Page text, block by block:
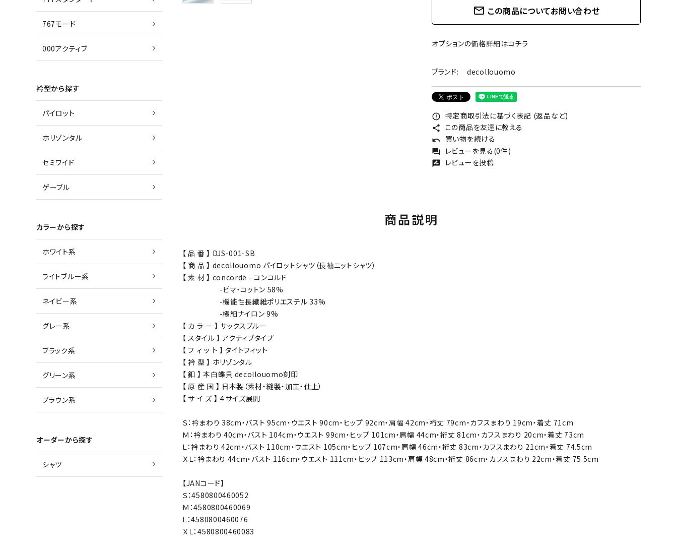
mail_outline この商品についてお問い合わせ
オプションの価格詳細はコチラ
ブランド: decollouomo
error_outline 特定商取引法に基づく表記 (返品など)
share この商品を友達に教える
undo 買い物を続ける
forum レビューを見る(0件)
rate_review レビューを投稿
商品説明
【 品 番 】 DJS-001-SB
【 商 品 】 decollouomo パイロットシャツ（長袖ニットシャツ）
【 素 材 】 concorde - コンコルド
-ピマ・コットン 58%
-機能性長繊維ポリエステル 33%
-極細ナイロン 9%
【 カ ラ ー 】 サックスブルー
【 スタイル 】 アクティブタイプ
【 フ ィ ッ ト 】 タイトフィット
【 衿 型 】 ホリゾンタル
【 釦 】 本白蝶貝 decollouomo刻印
【 原 産 国 】 日本製（素材・縫製・加工・仕上）
【 サ イ ズ 】 ４サイズ展開
Ｓ：衿まわり 38cm・バスト 95cm・ウエスト 90cm・ヒップ 92cm・肩幅 42cm・裄丈 79cm・カフスまわり 19cm・着丈 71cm
Ｍ：衿まわり 40cm・バスト 104cm・ウエスト 99cm・ヒップ 101cm・肩幅 44cm・裄丈 81cm・カフスまわり 20cm・着丈 73cm
Ｌ：衿まわり 42cm・バスト 110cm・ウエスト 105cm・ヒップ 107cm・肩幅 46cm・裄丈 83cm・カフスまわり 21cm・着丈 74.5cm
ＸＬ：衿まわり 44cm・バスト 116cm・ウエスト 111cm・ヒップ 113cm・肩幅 48cm・裄丈 86cm・カフスまわり 22cm・着丈 75.5cm
【JANコード】
Ｓ：4580800460052
Ｍ：4580800460069
Ｌ：4580800460076
ＸＬ：4580800460083
767モード
000アクティブ
衿型から探す
パイロット
ホリゾンタル
セミワイド
ゲーブル
カラーから探す
ホワイト系
ライトブルー系
ネイビー系
グレー系
ブラック系
グリーン系
ブラウン系
オーダーから探す
シャツ